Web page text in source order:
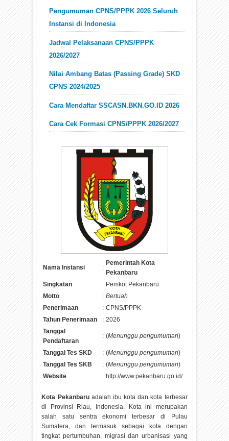
Pengumuman CPNS/PPPK 2026 Seluruh
Instansi di Indonesia
Jadwal Pelaksanaan CPNS/PPPK
2026/2027
Nilai Ambang Batas (Passing Grade) SKD
CPNS 2024/2025
Cara Mendaftar SSCASN.BKN.GO.ID 2026
Cara Cek Formasi CPNS/PPPK 2026/2027
Nama Instansi :
Pemerintah Kota
Pekanbaru
Singkatan
: Pemkot Pekanbaru
Motto
: Bertuah
Penerimaan
: CPNS/PPPK
Tahun Penerimaan
: 2026
Tanggal
Pendaftaran
: (Menunggu pengumuman)
Tanggal Tes SKD : (Menunggu pengumuman)
Tanggal Tes SKB
: (Menunggu pengumuman)
Website
: http://www.pekanbaru.go.id/
Kota Pekanbaruadalah ibu kota dan kota terbesar
di Provinsi Riau, Indonesia. Kota ini merupakan
salah satu sentra ekonomi terbesar di Pulau
Sumatera, dan termasuk sebagai kota dengan
tingkat pertumbuhan, migrasi dan urbanisasi yang